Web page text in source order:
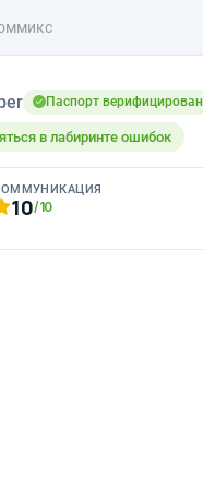
Паспорт верифицирован
в лабиринте ошибок
10/10